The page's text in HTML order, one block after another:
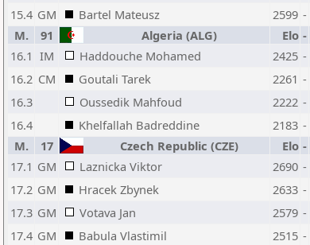
15.4 GM Bartel Mateusz 2599 -
M.
91 Algeria (ALG) Elo -
16.1 IM Haddouche Mohamed 2425 -
16.2 CM Goutali Tarek 2261 -
16.3
Oussedik Mahfoud 2222 -
16.4
Khelfallah Badreddine 2183 -
M.
17 Czech Republic (CZE) Elo -
17.1 GM Laznicka Viktor 2690 -
17.2 GM Hracek Zbynek 2633 -
17.3 GM Votava Jan 2579 -
17.4 GM Babula Vlastimil 2515 -